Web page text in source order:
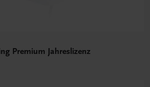
Premium Jahreslizenz